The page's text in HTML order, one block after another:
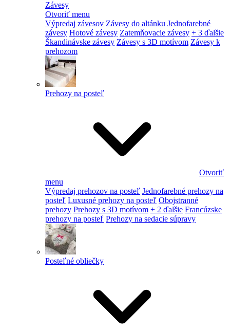
Závesy
Otvoriť menu
Výpredaj závesov Závesy do altánku Jednofarebné
závesy Hotové závesy Zatemňovacie závesy + 3 ďalšie
Škandinávske závesy Závesy s 3D motívom Závesy k
prehozom
Prehozy na posteľ
Otvoriť
menu
Výpredaj prehozov na posteľ Jednofarebné prehozy na
posteľ Luxusné prehozy na posteľ Obojstranné
prehozy Prehozy s 3D motívom + 2 ďalšie Francúzske
prehozy na posteľ Prehozy na sedacie súpravy
Posteľné obliečky